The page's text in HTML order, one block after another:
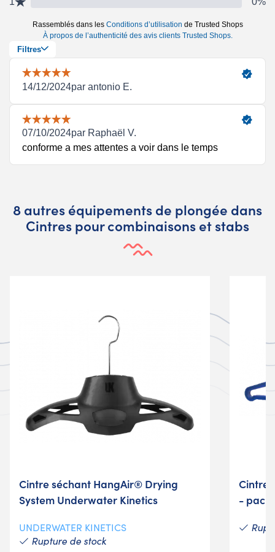
8 autres équipements de plongée dans
Cintres pour combinaisons et stabs
Cintre séchant HangAir® Drying
System Underwater Kinetics
UNDERWATER KINETICS
Rupture de stock
Cintre
- pack